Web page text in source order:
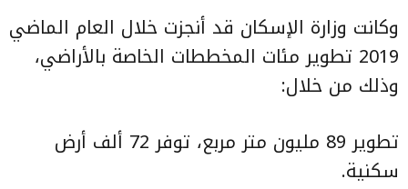
وكانت وزارة الإسكان قد أنجزت خلال العام الماضي
2019 تطوير مئات المخططات الخاصة بالأراضي،
وذلك من خلال:
تطوير 89 مليون متر مربع، توفر 72 ألف أرض
سكنية.